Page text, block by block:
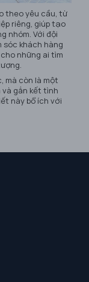
theo yêu cầu, từ
riêng, giúp tạo
nhóm. Với đội
sóc khách hàng
những ai tìm
mà còn là một
gắn kết tình
này bổ ích với